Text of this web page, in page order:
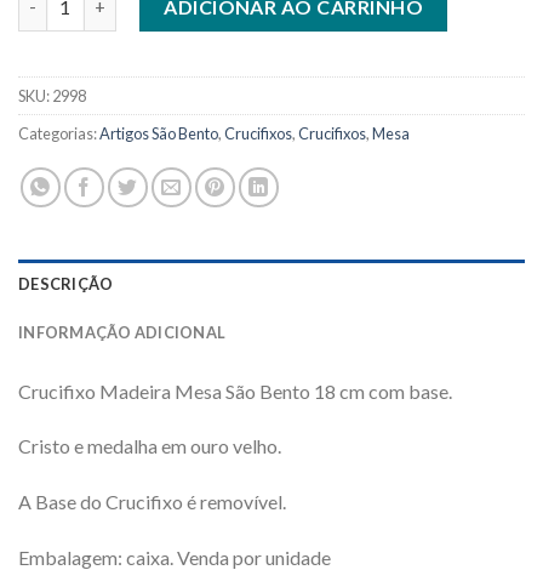
ADICIONAR AO CARRINHO
SKU:2998
Categorias:Artigos São Bento,Crucifixos,Crucifixos,Mesa
DESCRIÇÃO
INFORMAÇÃO ADICIONAL
Crucifixo Madeira Mesa São Bento 18 cm com base.
Cristo e medalha em ouro velho.
A Base do Crucifixo é removível.
Embalagem: caixa. Venda por unidade